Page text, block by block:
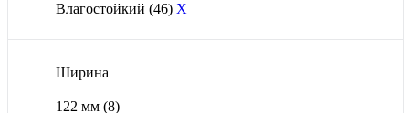
Влагостойкий (46) X
Ширина
122 мм (8)